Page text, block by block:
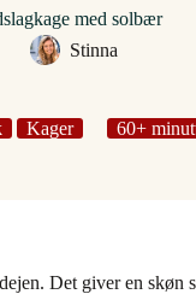
med solbær
Stinna
Kager 60+
Det giver en